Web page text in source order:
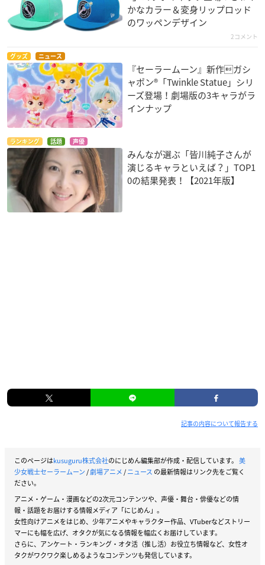
かなカラー＆変身リップロッド
のワッペンデザイン
2コメント
グッズ ニュース
『セーラームーン』新作ガシ
ャポン®「Twinkle Statue」シリ
ーズ登場！劇場版の3キャラがラ
インナップ
ランキング 話題 声優
みんなが選ぶ「皆川純子さんが
演じるキャラといえば？」TOP1
0の結果発表！【2021年版】
記事の内容について報告する
このページはkusuguru株式会社のにじめん編集部が作成・配信しています。 美
少女戦士セーラームーン/劇場アニメ/ニュース の最新情報はリンク先をご覧く
ださい。
アニメ・ゲーム・漫画などの2次元コンテンツや、声優・舞台・俳優などの情
報・話題をお届けする情報メディア「にじめん」。
女性向けアニメをはじめ、少年アニメやキャラクター作品、VTuberなどストリー
マーにも幅を広げ、オタクが気になる情報を幅広くお届けしています。
さらに、アンケート・ランキング・オタ活（推し活）お役立ち情報など、女性オ
タクがワクワク楽しめるようなコンテンツも発信しています。